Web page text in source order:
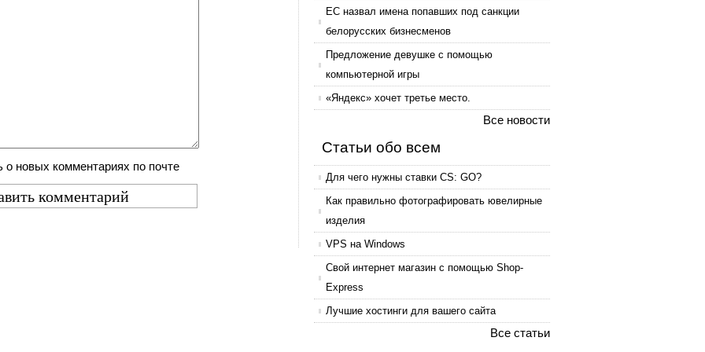
новых комментариях по почте
ЕС назвал имена попавших под санкции
белорусских бизнесменов
Предложение девушке с помощью
компьютерной игры
«Яндекс» хочет третье место.
Все новости
Статьи обо всем
Для чего нужны ставки CS: GO?
Как правильно фотографировать ювелирные
изделия
VPS на Windows
Свой интернет магазин с помощью Shop-
Express
Лучшие хостинги для вашего сайта
Все статьи